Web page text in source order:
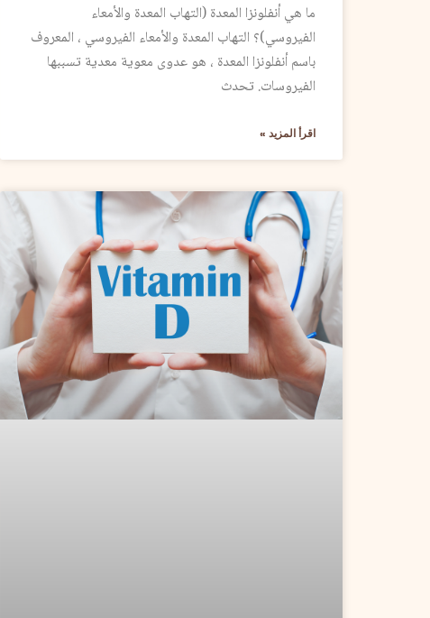
ما هي أنفلونزا المعدة (التهاب المعدة والأمعاء
الفيروسي)؟ التهاب المعدة والأمعاء الفيروسي ، المعروف
باسم أنفلونزا المعدة ، هو عدوى معوية معدية تسببها
الفيروسات. تحدث
اقرأ المزيد »